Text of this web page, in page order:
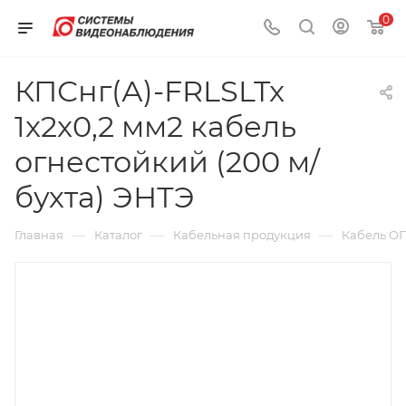
0
КПСнг(А)-FRLSLTx
1x2x0,2 мм2 кабель
огнестойкий (200 м/
бухта) ЭНТЭ
Главная — Каталог — Кабельная продукция — Кабель